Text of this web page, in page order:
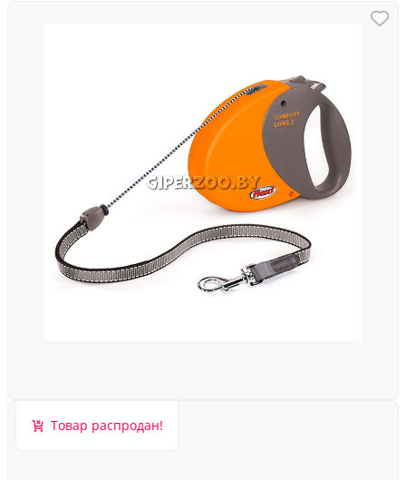
Товар распродан!